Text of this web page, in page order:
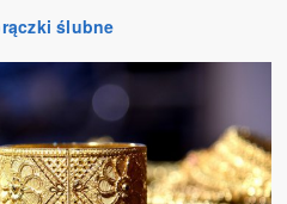
ślubne